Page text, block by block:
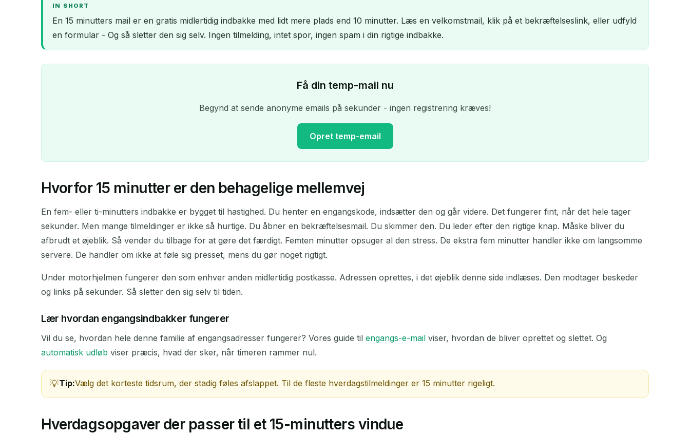
IN SHORT
En 15 minutters mail er en gratis midlertidig indbakke med lidt mere plads end 10 minutter. Læs en velkomstmail, klik på et bekræftelseslink, eller udfyld
en formular - Og så sletter den sig selv. Ingen tilmelding, intet spor, ingen spam i din rigtige indbakke.
Få din temp-mail nu
Begynd at sende anonyme emails på sekunder - ingen registrering kræves!
Opret temp-email
Din midlertidige emailadresse:
Kopier QR
Hvorfor 15 minutter er den behagelige mellemvej
En fem- eller ti-minutters indbakke er bygget til hastighed. Du henter en engangskode, indsætter den og går videre. Det fungerer fint, når det hele tager
sekunder. Men mange tilmeldinger er ikke så hurtige. Du åbner en bekræftelsesmail. Du skimmer den. Du leder efter den rigtige knap. Måske bliver du
afbrudt et øjeblik. Så vender du tilbage for at gøre det færdigt. Femten minutter opsuger al den stress. De ekstra fem minutter handler ikke om langsomme
servere. De handler om ikke at føle sig presset, mens du gør noget rigtigt.
Under motorhjelmen fungerer den som enhver anden midlertidig postkasse. Adressen oprettes, i det øjeblik denne side indlæses. Den modtager beskeder
og links på sekunder. Så sletter den sig selv til tiden.
Lær hvordan engangsindbakker fungerer
Vil du se, hvordan hele denne familie af engangsadresser fungerer? Vores guide til engangs-e-mail viser, hvordan de bliver oprettet og slettet. Og
automatisk udløb viser præcis, hvad der sker, når timeren rammer nul.
Tip:Vælg det korteste tidsrum, der stadig føles afslappet. Til de fleste hverdagstilmeldinger er 15 minutter rigeligt.
Hverdagsopgaver der passer til et 15-minutters vindue